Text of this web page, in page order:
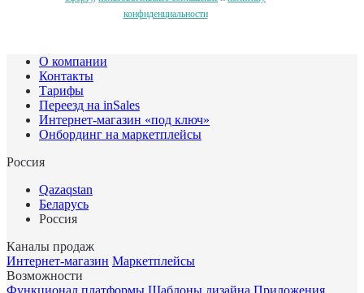
конфиденциальности
О компании
Контакты
Тарифы
Переезд на inSales
Интернет-магазин «под ключ»
Онбординг на маркетплейсы
Россия
Qazaqstan
Беларусь
Россия
Каналы продаж
Интернет-магазин Маркетплейсы
Возможности
Функционал платформы Шаблоны дизайна Приложения